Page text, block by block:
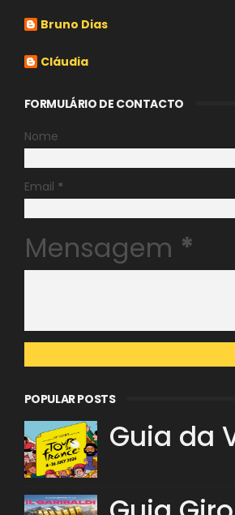
Bruno Dias
Cláudia
FORMULÁRIO DE CONTACTO
Nome
Email *
Mensagem *
POPULAR POSTS
Guia da